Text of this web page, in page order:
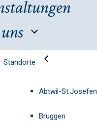
Standorte
Abtwil-St.Josefen
Bruggen